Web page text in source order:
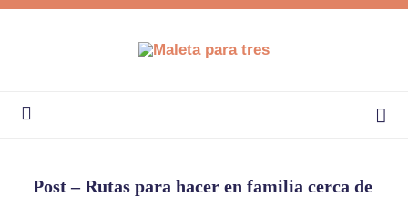
Post – Rutas para hacer en familia cerca de